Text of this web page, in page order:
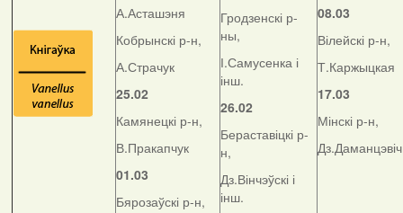
А.Асташэня
Кобрынскі р-н,
А.Страчук
25.02
Камянецкі р-н,
В.Пракапчук
01.03
Бярозаўскі р-н,
Гродзенскі р-
ны,
І.Самусенка і
інш.
26.02
Бераставіцкі р-
н,
Дз.Вінчэўскі і
інш.
08.03
Вілейскі р-н,
Т.Каржыцкая
17.03
Мінскі р-н,
Дз.Даманцэвіч